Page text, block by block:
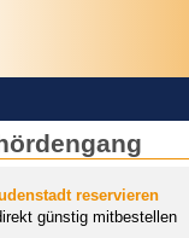
reservieren
günstig mitbestellen